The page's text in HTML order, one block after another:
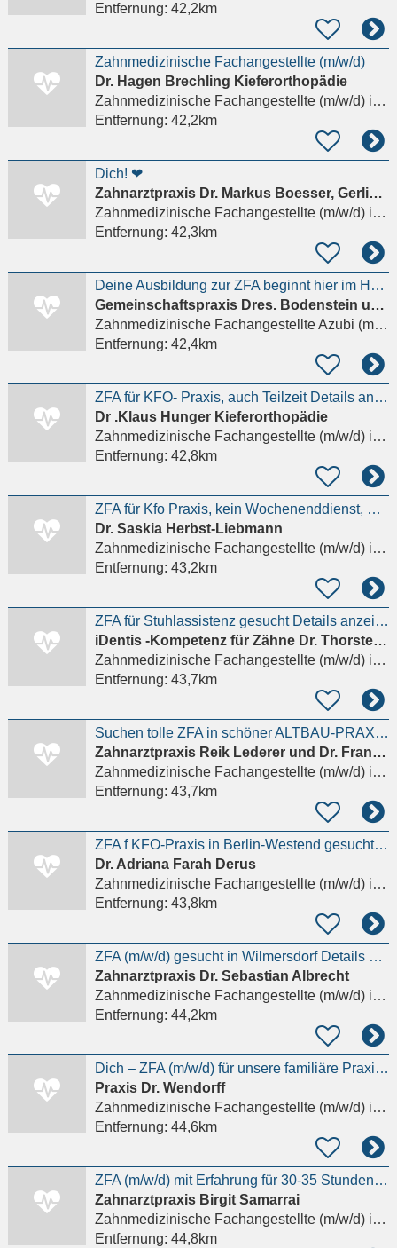
Entfernung: 42,2km
Zahnmedizinische Fachangestellte (m/w/d)
Dr. Hagen Brechling Kieferorthopädie
Zahnmedizinische Fachangestellte (m/w/d)in Berlin
Entfernung: 42,2km
Dich! ❤
Zahnarztpraxis Dr. Markus Boesser, Gerlinde Pambor und Leonie Boesser
Zahnmedizinische Fachangestellte (m/w/d)in Berlin
Entfernung: 42,3km
Deine Ausbildung zur ZFA beginnt hier im Herzen der Altstadt Spandau Details anzeigen
Gemeinschaftspraxis Dres. Bodenstein und Dr. Lesche
Zahnmedizinische Fachangestellte Azubi (m/w/d)
Entfernung: 42,4km
ZFA für KFO- Praxis, auch Teilzeit Details anzeigen
Dr .Klaus Hunger Kieferorthopädie
Zahnmedizinische Fachangestellte (m/w/d)in Berlin
Entfernung: 42,8km
ZFA für Kfo Praxis, kein Wochenenddienst, Spätschicht Details anzeigen
Dr. Saskia Herbst-Liebmann
Zahnmedizinische Fachangestellte (m/w/d)in Berlin
Entfernung: 43,2km
ZFA für Stuhlassistenz gesucht Details anzeigen
iDentis -Kompetenz für Zähne Dr. Thorsten Wilde
Zahnmedizinische Fachangestellte (m/w/d)in Berlin
Entfernung: 43,7km
Suchen tolle ZFA in schöner ALTBAU-PRAXIS auf der Schloß Str in Steglitz Details anzeigen
Zahnarztpraxis Reik Lederer und Dr. Franziska B. Hausding GbR
Zahnmedizinische Fachangestellte (m/w/d)in Berlin
Entfernung: 43,7km
ZFA f KFO-Praxis in Berlin-Westend gesucht Details anzeigen
Dr. Adriana Farah Derus
Zahnmedizinische Fachangestellte (m/w/d)in Berlin
Entfernung: 43,8km
ZFA (m/w/d) gesucht in Wilmersdorf Details anzeigen
Zahnarztpraxis Dr. Sebastian Albrecht
Zahnmedizinische Fachangestellte (m/w/d)in Berlin
Entfernung: 44,2km
Dich – ZFA (m/w/d) für unsere familiäre Praxis in Friedenau Details anzeigen
Praxis Dr. Wendorff
Zahnmedizinische Fachangestellte (m/w/d)in Berlin
Entfernung: 44,6km
ZFA (m/w/d) mit Erfahrung für 30-35 Stunden gesucht !
Zahnarztpraxis Birgit Samarrai
Zahnmedizinische Fachangestellte (m/w/d)in Berlin
Entfernung: 44,8km